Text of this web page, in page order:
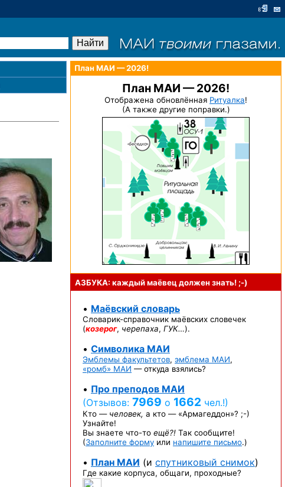
План МАИ — 2026!
План МАИ — 2026!
Отображена обновлённая Ритуалка!
(А также другие поправки.)
АЗБУКА: каждый маёвец должензнать! ;-)
• Маёвский словарь
Словарик-справочник маёвских словечек
(козерог, черепаха, ГУК…).
• Символика МАИ
Эмблемы факультетов, эмблема МАИ,
«ромб» МАИ — откуда взялись?
• Про преподов МАИ
(Отзывов: 7969 о 1662 чел.!)
Кто — человек, а кто — «Армагеддон»? ;-)
Узнайте!
Вы знаете что-то ещё?! Так сообщите!
(Заполните форму или напишите письмо.)
• План МАИ (и спутниковый снимок)
Где какие корпуса, общаги, проходные?